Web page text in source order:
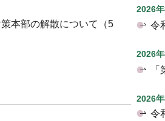
本部の解散について（5
2026
令
2026
2026
令